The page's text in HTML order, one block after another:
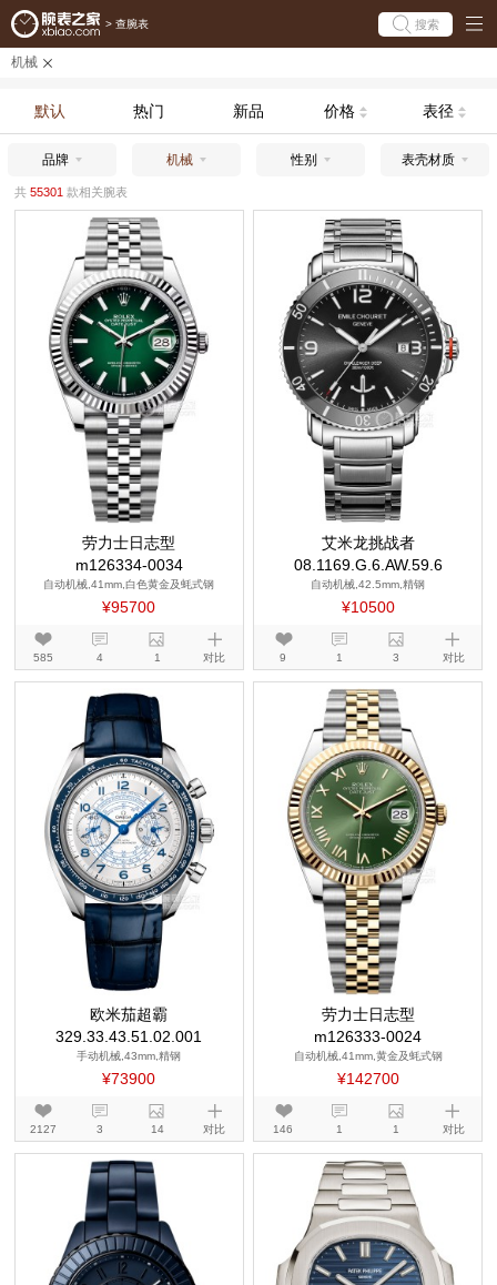
> 查腕表 搜索
机械
默认 热门 新品 价格 表径
品牌 机械 性别 表壳材质
共 55301 款相关腕表
劳力士日志型
m126334-0034
自动机械,41mm,白色黄金及蚝式钢
¥95700
585 4 1 对比
艾米龙挑战者
08.1169.G.6.AW.59.6
自动机械,42.5mm,精钢
¥10500
9 1 3 对比
欧米茄超霸
329.33.43.51.02.001
手动机械,43mm,精钢
¥73900
2127 3 14 对比
劳力士日志型
m126333-0024
自动机械,41mm,黄金及蚝式钢
¥142700
146 1 1 对比